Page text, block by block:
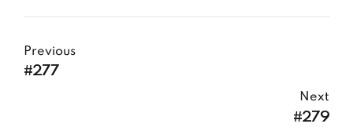
Previous
#277
Next
#279